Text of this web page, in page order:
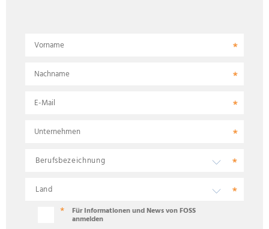
Vorname
Nachname
E-Mail
Unternehmen
Für Informationen und News von FOSS
anmelden